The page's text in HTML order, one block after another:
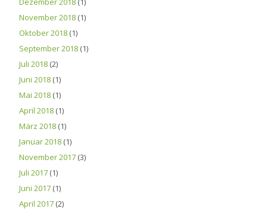
November 2018 (1)
Oktober 2018 (1)
September 2018 (1)
Juli 2018 (2)
Juni 2018 (1)
Mai 2018 (1)
April 2018 (1)
März 2018 (1)
Januar 2018 (1)
November 2017 (3)
Juli 2017 (1)
Juni 2017 (1)
April 2017 (2)